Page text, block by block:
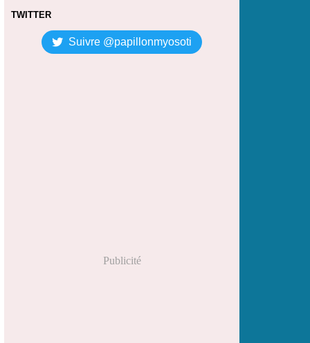
TWITTER
Suivre @papillonmyosoti
Publicité